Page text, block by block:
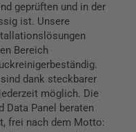
geprüften und in der
ist. Unsere
Bereich
dank steckbarer
möglich. Die
Data Panel beraten
frei nach dem Motto: